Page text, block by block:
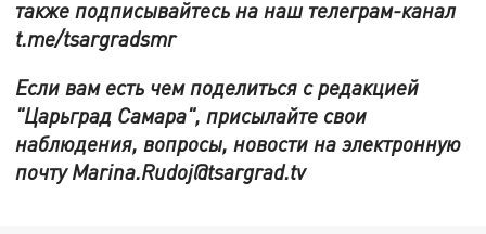
также подписывайтесь на наш телеграм-канал
t.me/tsargradsmr
Если вам есть чем поделиться с редакцией
"Царьград Самара", присылайте свои
наблюдения, вопросы, новости на электронную
почту Marina.Rudoj@tsargrad.tv